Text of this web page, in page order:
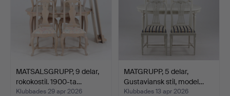
MATSALSGRUPP, 9 delar,
rokokostil. 1900-ta…
Klubbades 29 apr 2026
MATGRUPP, 5 delar,
Gustaviansk stil, model…
Klubbades 13 apr 2026